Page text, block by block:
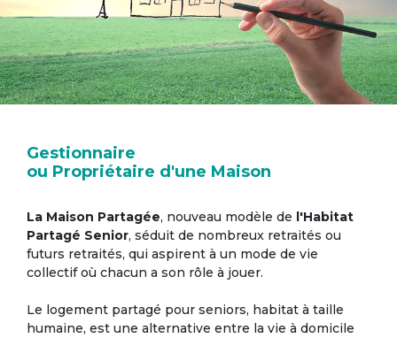
Gestionnaire
ou Propriétaire d'une Maison
La Maison Partagée, nouveau modèle de l'Habitat
Partagé Senior, séduit de nombreux retraités ou
futurs retraités, qui aspirent à un mode de vie
collectif où chacun a son rôle à jouer.
Le logement partagé pour seniors, habitat à taille
humaine, est une alternative entre la vie à domicile